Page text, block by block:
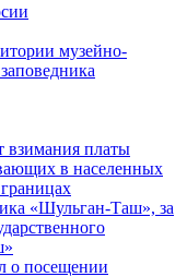
музейно-
взимания платы
в населенных
«Шульган-Таш», за
о посещении